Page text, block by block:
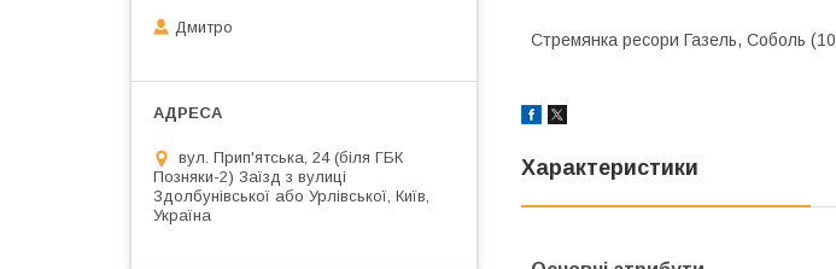
Стремянка ресори Газель, Соболь
Характеристики
Дмитро
вул. Прип'ятська, 24 (біля ГБК
Позняки-2) Заїзд з вулиці
Здолбунівської або Урлівської, Київ,
Україна